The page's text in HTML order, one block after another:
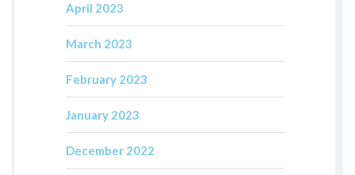
April 2023
March 2023
February 2023
January 2023
December 2022